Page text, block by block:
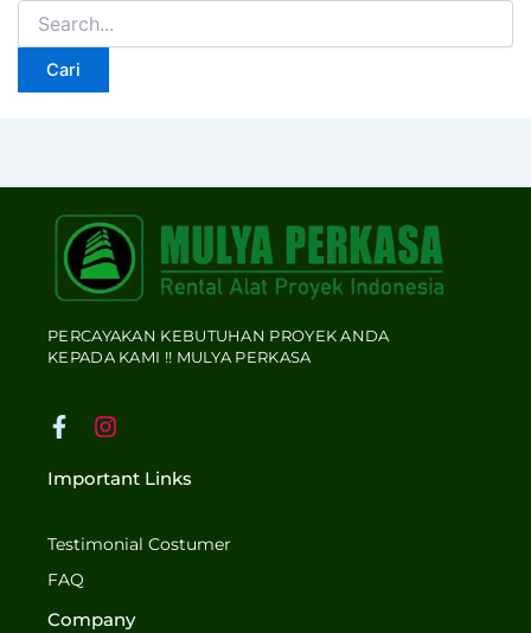
PERCAYAKAN KEBUTUHAN PROYEK ANDA
KEPADA KAMI !! MULYA PERKASA
F
c
o
o
k
-
I
s
g
m
Important Links
Testimonial Costumer
FAQ
Company